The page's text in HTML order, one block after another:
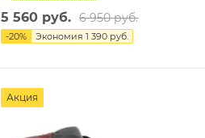
5 560 руб. 6 950 руб.
-20% Экономия1 390 руб.
Акция